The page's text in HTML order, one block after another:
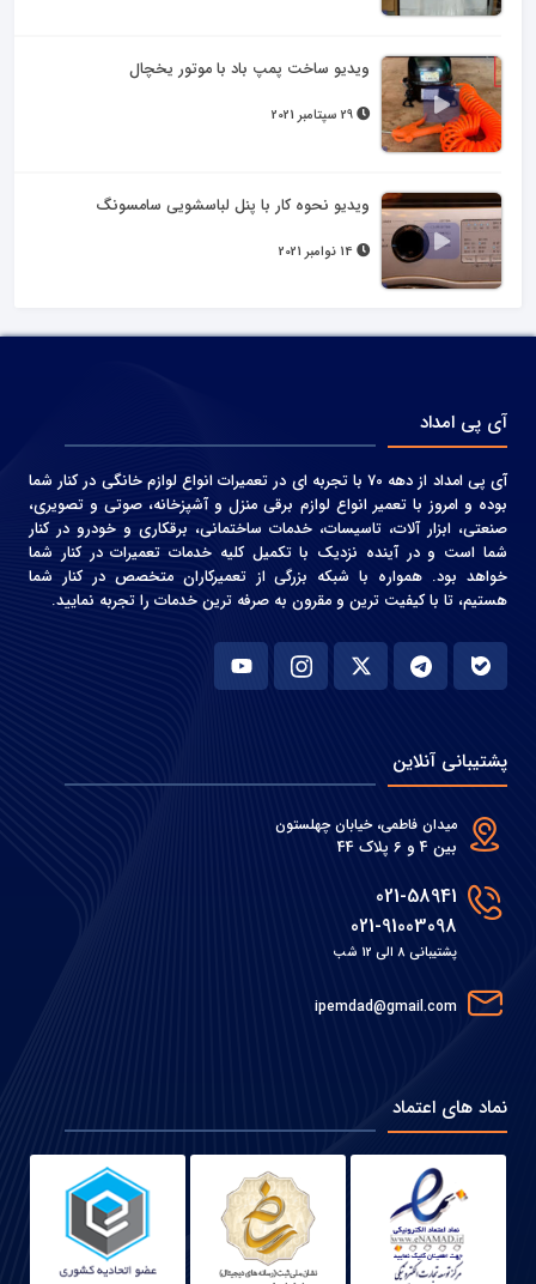
ویدیو ساخت پمپ باد با موتور یخچال
ویدیو نحوه کار با پنل لباسشویی سامسونگ
آی پی امداد
آی پی امداد از دهه 70 با تجربه ای در تعمیرات انواع لوازم خانگی در کنار شما
بوده و امروز با تعمیر انواع لوازم برقی منزل و آشپزخانه، صوتی و‌ تصویری،
صنعتی، ابزار آلات، تاسیسات، خدمات ساختمانی، برقکاری و خودرو در کنار
شما است و در آینده نزدیک با تکمیل کلیه خدمات تعمیرات در کنار شما
خواهد بود. همواره با شبکه بزرگی از تعمیرکاران متخصص در کنار شما
هستیم، تا با کیفیت ترین و مقرون به صرفه ترین خدمات را تجربه نمایید.
پشتیبانی آنلاین
میدان فاطمی، خیابان چهلستون
بین 4 و 6 پلاک 44
021-58941
021-91003098
پشتیبانی 8 الی 12 شب
ipemdad@gmail.com
نماد های اعتماد